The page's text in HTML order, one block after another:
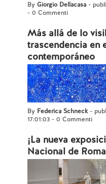
ByGiorgio Dellacasa -
-0 Commenti
Más allá de lo
trascendencia en
contemporáneo
By Federica Schneck-
17:01:03 -0 Commenti
¡La nueva
Nacional de